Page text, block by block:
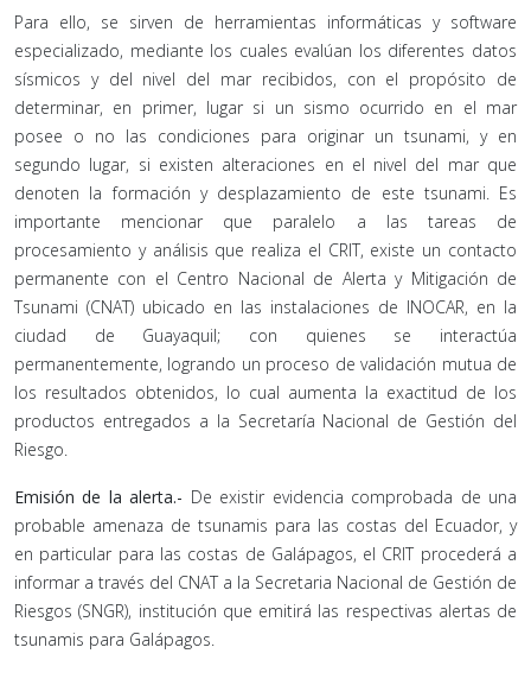
Para ello, se sirven de herramientas informáticas y software
especializado, mediante los cuales evalúan los diferentes datos
sísmicos y del nivel del mar recibidos, con el propósito de
determinar, en primer, lugar si un sismo ocurrido en el mar
posee o no las condiciones para originar un tsunami, y en
segundo lugar, si existen alteraciones en el nivel del mar que
denoten la formación y desplazamiento de este tsunami. Es
importante mencionar que paralelo a las tareas de
procesamiento y análisis que realiza el CRIT, existe un contacto
permanente con el Centro Nacional de Alerta y Mitigación de
Tsunami (CNAT) ubicado en las instalaciones de INOCAR, en la
ciudad de Guayaquil; con quienes se interactúa
permanentemente, logrando un proceso de validación mutua de
los resultados obtenidos, lo cual aumenta la exactitud de los
productos entregados a la Secretaría Nacional de Gestión del
Riesgo.
Emisión de la alerta.- De existir evidencia comprobada de una
probable amenaza de tsunamis para las costas del Ecuador, y
en particular para las costas de Galápagos, el CRIT procederá a
informar a través del CNAT a la Secretaria Nacional de Gestión de
Riesgos (SNGR), institución que emitirá las respectivas alertas de
tsunamis para Galápagos.